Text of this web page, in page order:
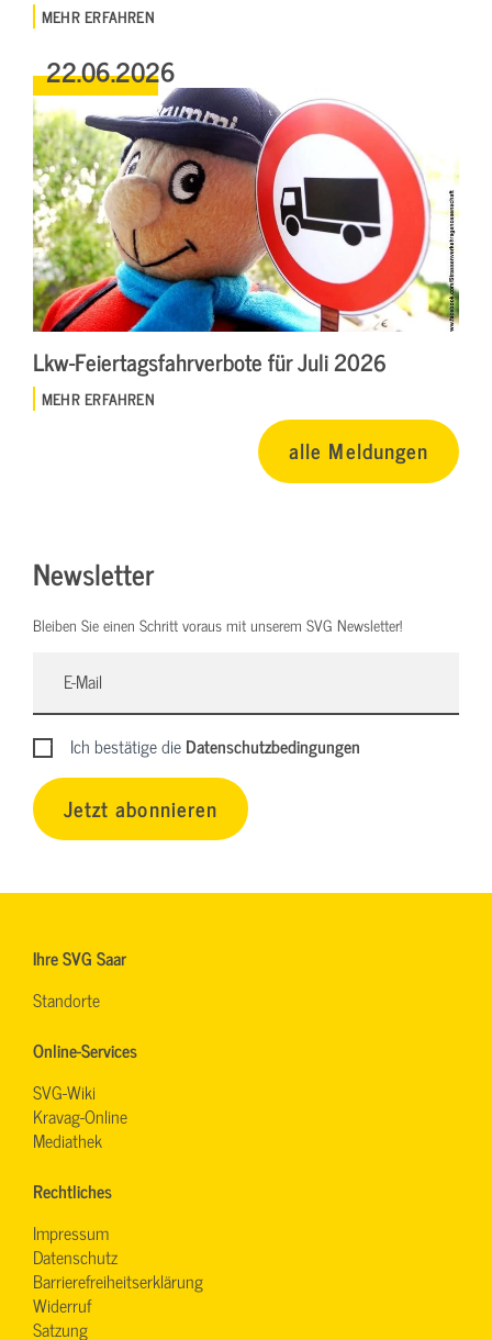
MEHR ERFAHREN
22.06.2026
Lkw-Feiertagsfahrverbote für Juli 2026
MEHR ERFAHREN
alle Meldungen
Newsletter
Bleiben Sie einen Schritt voraus mit unserem SVG Newsletter!
Ich bestätige dieDatenschutzbedingungen
Jetzt abonnieren
Ihre SVG Saar
Standorte
Online-Services
SVG-Wiki
Kravag-Online
Mediathek
Rechtliches
Impressum
Datenschutz
Barrierefreiheitserklärung
Widerruf
Satzung